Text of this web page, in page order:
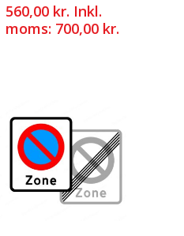
560,00 kr. Inkl.
moms: 700,00 kr.